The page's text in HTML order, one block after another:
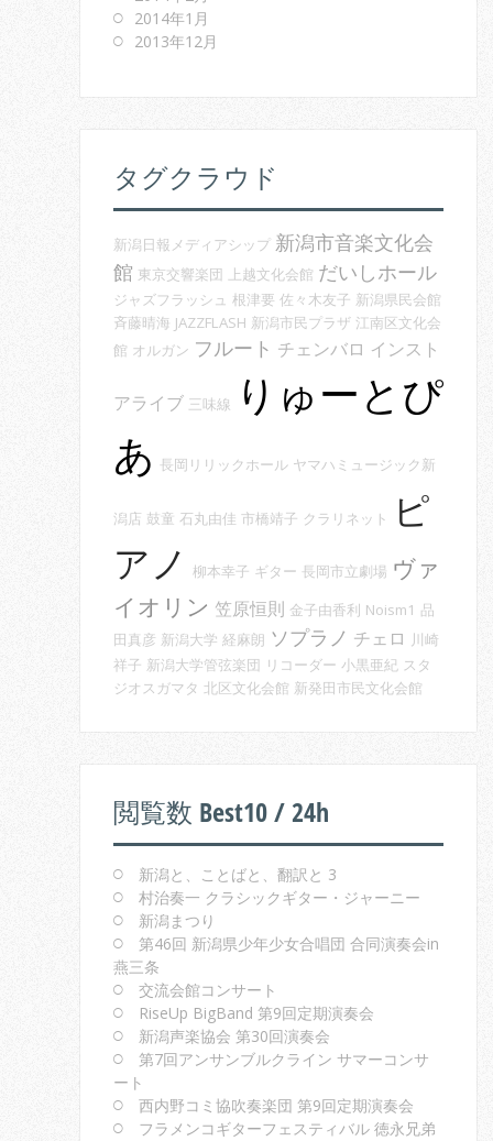
2014年1月
2013年12月
タグクラウド
新潟日報メディアシップ 新潟市音楽文化会
館 東京交響楽団 上越文化会館 だいしホール
ジャズフラッシュ 根津要 佐々木友子 新潟県民会館
斉藤晴海 JAZZFLASH 新潟市民プラザ 江南区文化会
館 オルガン フルート チェンバロ インスト
アライブ 三味線
りゅーとぴ
あ 長岡リリックホール ヤマハミュージック新
潟店 鼓童 石丸由佳 市橋靖子 クラリネット
ピ
アノ
柳本幸子 ギター 長岡市立劇場 ヴァ
イオリン 笠原恒則 金子由香利 Noism1 品
田真彦 新潟大学 経麻朗 ソプラノ チェロ 川崎
祥子 新潟大学管弦楽団 リコーダー 小黒亜紀 スタ
ジオスガマタ 北区文化会館 新発田市民文化会館
閲覧数 Best10 / 24h
新潟と、ことばと、翻訳と 3
村治奏一 クラシックギター・ジャーニー
新潟まつり
第46回 新潟県少年少女合唱団 合同演奏会in
燕三条
交流会館コンサート
RiseUp BigBand 第9回定期演奏会
新潟声楽協会 第30回演奏会
第7回アンサンブルクライン サマーコンサ
ート
西内野コミ協吹奏楽団 第9回定期演奏会
フラメンコギターフェスティバル 徳永兄弟